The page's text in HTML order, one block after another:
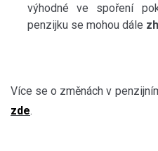
výhodné ve spoření
penzijku se mohou dále
Více se o změnách v
zde.